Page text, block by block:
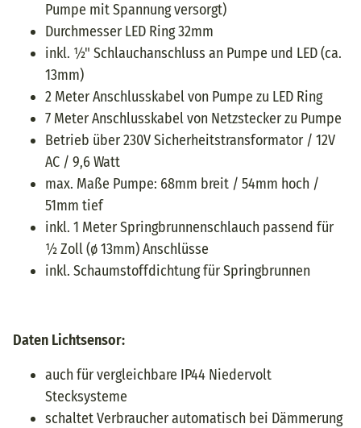
Pumpe mit Spannung versorgt)
Durchmesser LED Ring 32mm
inkl. ½" Schlauchanschluss an Pumpe und LED (ca.
13mm)
2 Meter Anschlusskabel von Pumpe zu LED Ring
7 Meter Anschlusskabel von Netzstecker zu Pumpe
Betrieb über 230V Sicherheitstransformator / 12V
AC / 9,6 Watt
max. Maße Pumpe: 68mm breit / 54mm hoch /
51mm tief
inkl. 1 Meter Springbrunnenschlauch passend für
½ Zoll (ø 13mm) Anschlüsse
inkl. Schaumstoffdichtung für Springbrunnen
Daten Lichtsensor:
auch für vergleichbare IP44 Niedervolt
Stecksysteme
schaltet Verbraucher automatisch bei Dämmerung